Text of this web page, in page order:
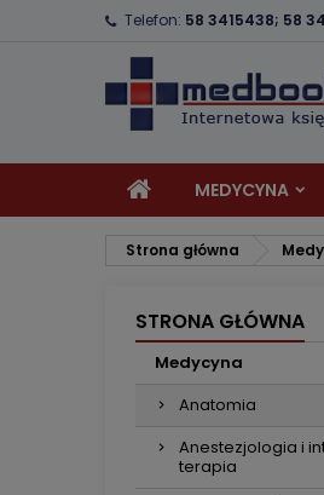
Telefon: 58 3415438; 58
MEDYCYNA
Strona główna
STRONA GŁÓWNA
Medycyna
Anatomia
Anestezjologia i
terapia